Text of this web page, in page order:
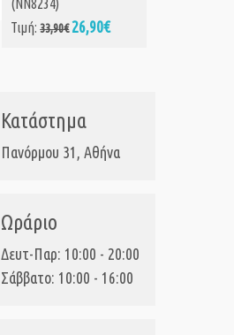
(NN8234)
Τιμή:33,90€26,90€
Κατάστημα
Πανόρμου 31, Αθήνα
Ωράριο
Δευτ-Παρ: 10:00 - 20:00
Σάββατο: 10:00 - 16:00